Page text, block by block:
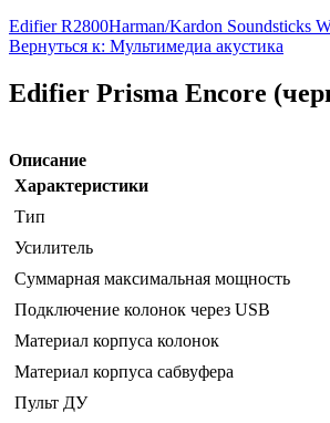
Edifier R2800Harman/Kardon Soundsticks
Вернуться к: Мультимедиа акустика
Edifier Prisma Encore
Описание
Характеристики
Тип
Усилитель
Суммарная максимальная мощность
Подключение колонок через USB
Материал корпуса колонок
Материал корпуса сабвуфера
Пульт ДУ